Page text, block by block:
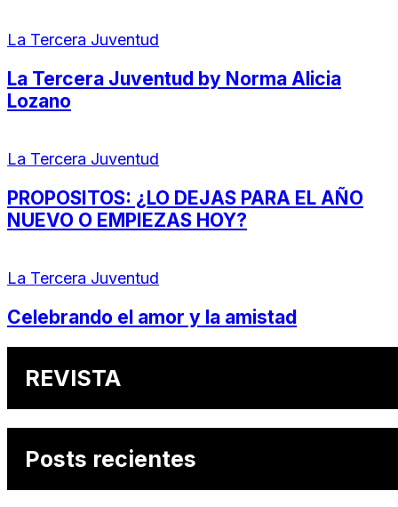
La Tercera Juventud
La Tercera Juventud by Norma Alicia
Lozano
La Tercera Juventud
PROPOSITOS: ¿LO DEJAS PARA EL AÑO
NUEVO O EMPIEZAS HOY?
La Tercera Juventud
Celebrando el amor y la amistad
REVISTA
Posts recientes